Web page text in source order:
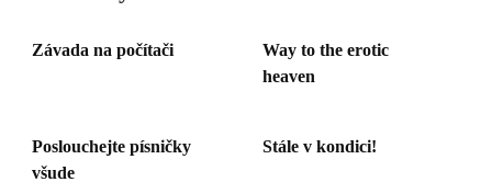
Závada na počítači
Way to the erotic
heaven
Poslouchejte písničky
všude
Stále v kondici!